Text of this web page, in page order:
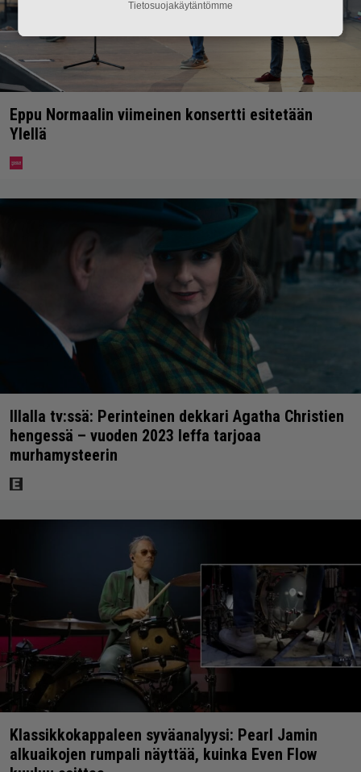
Eppu Normaalin viimeinen konsertti esitetään
Ylellä
Illalla tv:ssä: Perinteinen dekkari Agatha Christien
hengessä – vuoden 2023 leffa tarjoaa
murhamysteerin
Klassikkokappaleen syväanalyysi: Pearl Jamin
alkuaikojen rumpali näyttää, kuinka Even Flow
Tietosuojakäytäntömme